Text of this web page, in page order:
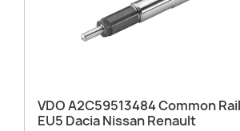
VDO A2C59513484 Common
EU5 Dacia Nissan Renault